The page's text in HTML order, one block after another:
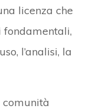
licenza che
l’analisi, la